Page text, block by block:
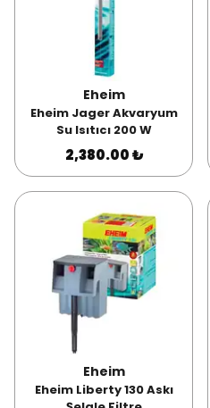
Eheim
Eheim Jager Akvaryum
Su Isıtıcı 200 W
2,380.00 ₺
Eheim
Eheim Liberty 130 Askı